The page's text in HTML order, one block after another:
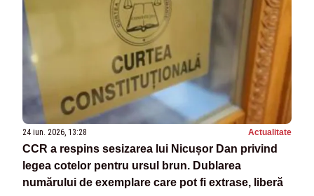
24 iun. 2026, 13:28 Actualitate
CCR a respins sesizarea lui Nicușor Dan privind
legea cotelor pentru ursul brun. Dublarea
numărului de exemplare care pot fi extrase, liberă